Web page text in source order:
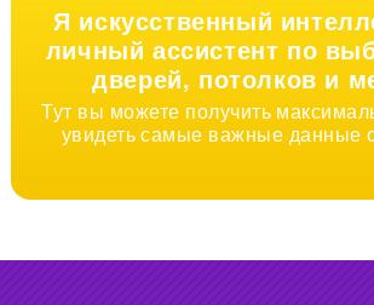
Я искусственный
личный ассистент по
дверей, потолков и
Тут вы можете получить
увидеть самые важные данные